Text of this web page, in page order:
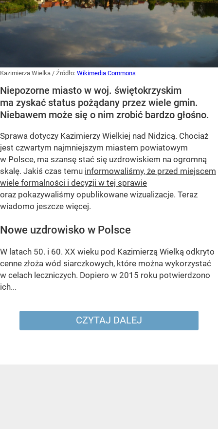
Kazimierza Wielka / Źródło: Wikimedia Commons
Niepozorne miasto w woj. świętokrzyskim
ma zyskać status pożądany przez wiele gmin.
Niebawem może się o nim zrobić bardzo głośno.
Sprawa dotyczy Kazimierzy Wielkiej nad Nidzicą. Chociaż
jest czwartym najmniejszym miastem powiatowym
w Polsce, ma szansę stać się uzdrowiskiem na ogromną
skalę. Jakiś czas temu informowaliśmy, że przed miejscem
wiele formalności i decyzji w tej sprawie
oraz pokazywaliśmy opublikowane wizualizacje. Teraz
wiadomo jeszcze więcej.
Nowe uzdrowisko w Polsce
W latach 50. i 60. XX wieku pod Kazimierzą Wielką odkryto
cenne złoża wód siarczkowych, które można wykorzystać
w celach leczniczych. Dopiero w 2015 roku potwierdzono
ich...
CZYTAJ DALEJ